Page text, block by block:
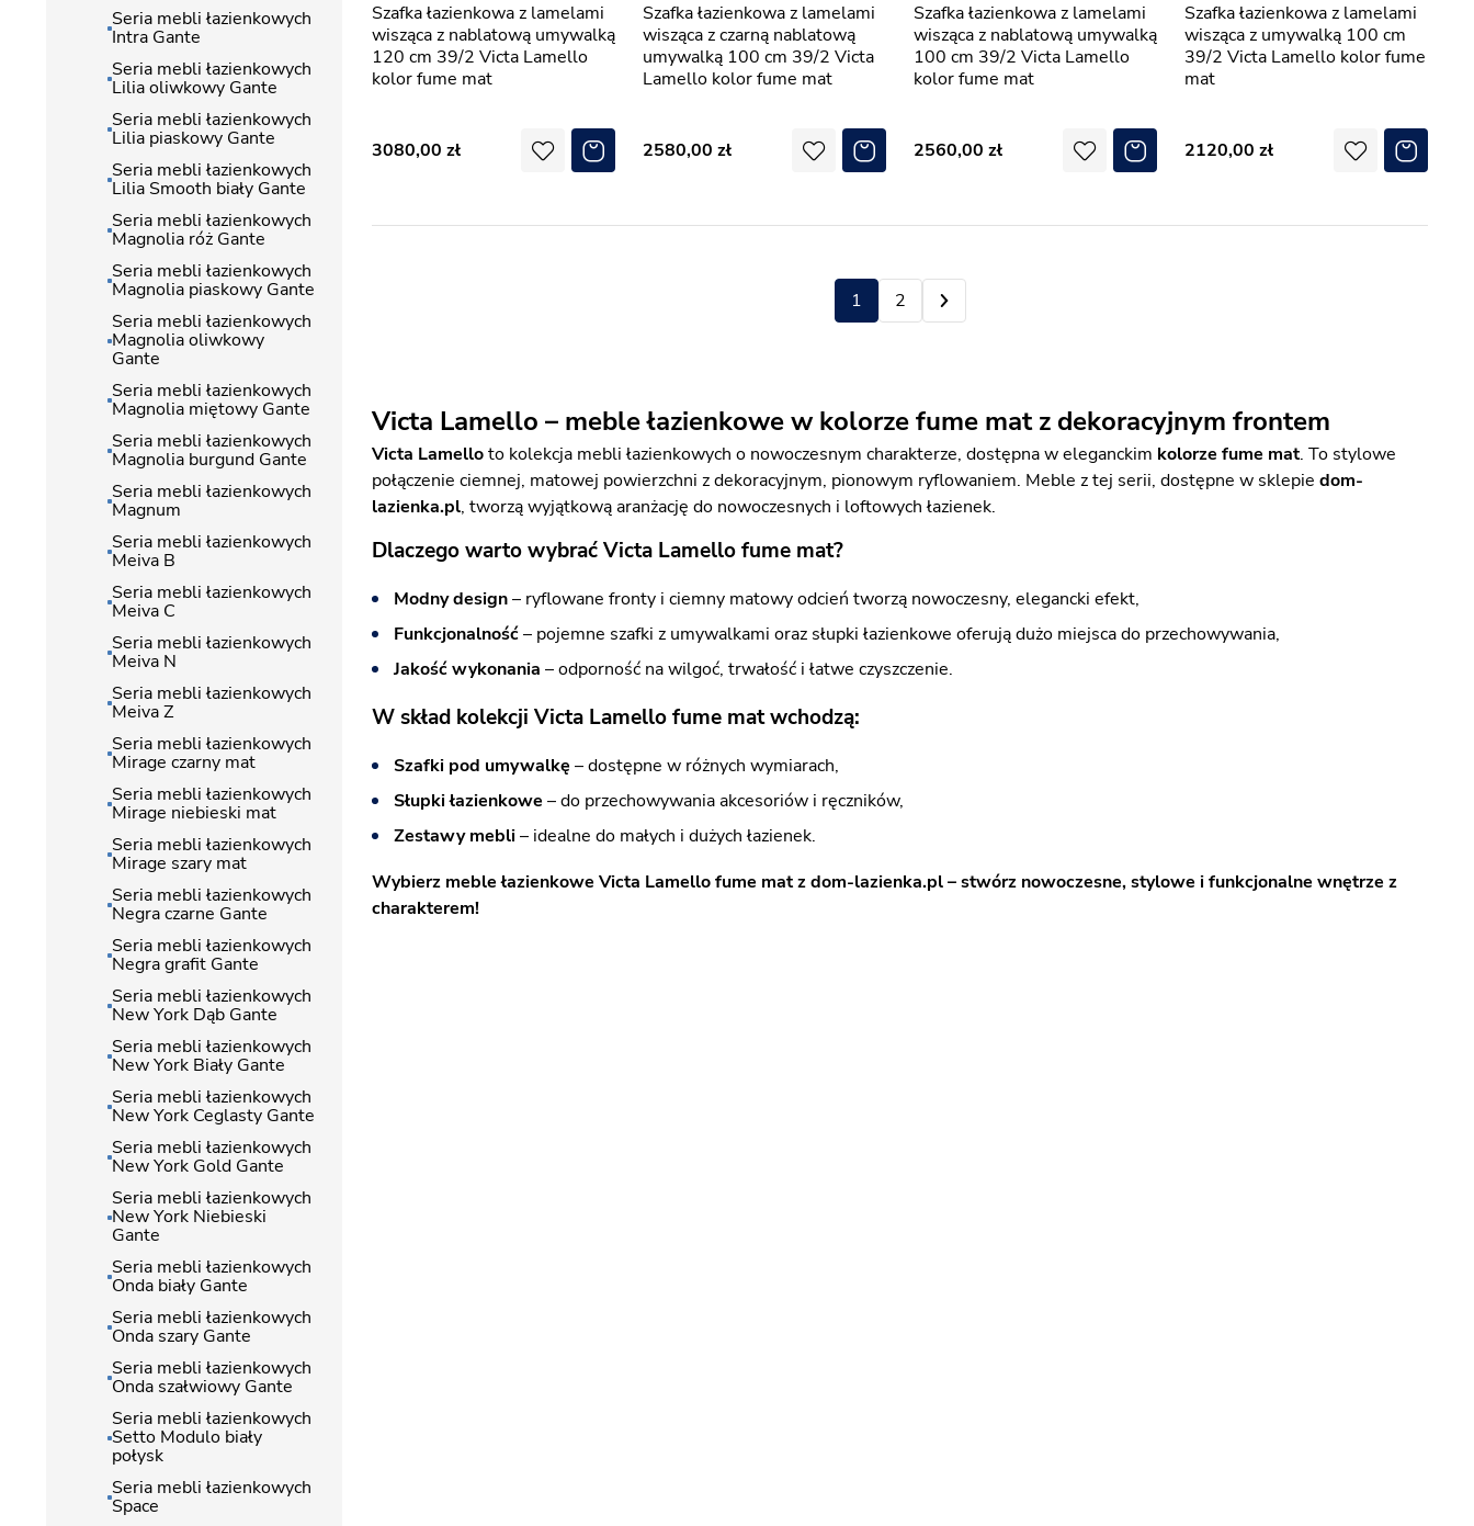
Victa Lamello – meble łazienkowe w kolorze fume mat z dekoracyjnym frontem
Victa Lamelloto kolekcja mebli łazienkowych o nowoczesnym charakterze, dostępna w eleganckim kolorze fume mat. To stylowe
połączenie ciemnej, matowej powierzchni z dekoracyjnym, pionowym ryflowaniem. Meble z tej serii, dostępne w sklepie dom-
lazienka.pl, tworzą wyjątkową aranżację do nowoczesnych i loftowych łazienek.
Dlaczego warto wybrać Victa Lamello fume mat?
Modny design– ryflowane fronty i ciemny matowy odcień tworzą nowoczesny, elegancki efekt,
Funkcjonalność– pojemne szafki z umywalkami oraz słupki łazienkowe oferują dużo miejsca do przechowywania,
Jakość wykonania – odporność na wilgoć, trwałość i łatwe czyszczenie.
W skład kolekcji Victa Lamello fume mat wchodzą:
Szafki pod umywalkę – dostępne w różnych wymiarach,
Słupki łazienkowe – do przechowywania akcesoriów i ręczników,
Zestawy mebli– idealne do małych i dużych łazienek.
Wybierz meble łazienkowe Victa Lamello fume mat z dom-lazienka.pl – stwórz nowoczesne, stylowe i funkcjonalne wnętrze z
charakterem!
Szafka łazienkowa z lamelami
wisząca z nablatową umywalką
120 cm 39/2 Victa Lamello
kolor fume mat
3080,00
Szafka łazienkowa z lamelami
wisząca z czarną nablatową
umywalką 100 cm 39/2 Victa
Lamello kolor fume mat
2580,00
Szafka łazienkowa z lamelami
wisząca z nablatową umywalką
100 cm 39/2 Victa Lamello
kolor fume mat
2560,00
Szafka łazienkowa z lamelami
wisząca z umywalką 100 cm
39/2 Victa Lamello kolor fume
mat
2120,00
1 2
Seria mebli łazienkowych
Intra Gante
Seria mebli łazienkowych
Lilia oliwkowy Gante
Seria mebli łazienkowych
Lilia piaskowy Gante
Seria mebli łazienkowych
Lilia Smooth biały Gante
Seria mebli łazienkowych
Magnolia róż Gante
Seria mebli łazienkowych
Magnolia piaskowy Gante
Seria mebli łazienkowych
Magnolia oliwkowy
Gante
Seria mebli łazienkowych
Magnolia miętowy Gante
Seria mebli łazienkowych
Magnolia burgund Gante
Seria mebli łazienkowych
Magnum
Seria mebli łazienkowych
Meiva B
Seria mebli łazienkowych
Meiva C
Seria mebli łazienkowych
Meiva N
Seria mebli łazienkowych
Meiva Z
Seria mebli łazienkowych
Mirage czarny mat
Seria mebli łazienkowych
Mirage niebieski mat
Seria mebli łazienkowych
Mirage szary mat
Seria mebli łazienkowych
Negra czarne Gante
Seria mebli łazienkowych
Negra grafit Gante
Seria mebli łazienkowych
New York Dąb Gante
Seria mebli łazienkowych
New York Biały Gante
Seria mebli łazienkowych
New York Ceglasty Gante
Seria mebli łazienkowych
New York Gold Gante
Seria mebli łazienkowych
New York Niebieski
Gante
Seria mebli łazienkowych
Onda biały Gante
Seria mebli łazienkowych
Onda szary Gante
Seria mebli łazienkowych
Onda szałwiowy Gante
Seria mebli łazienkowych
Setto Modulo biały
połysk
Seria mebli łazienkowych
Space